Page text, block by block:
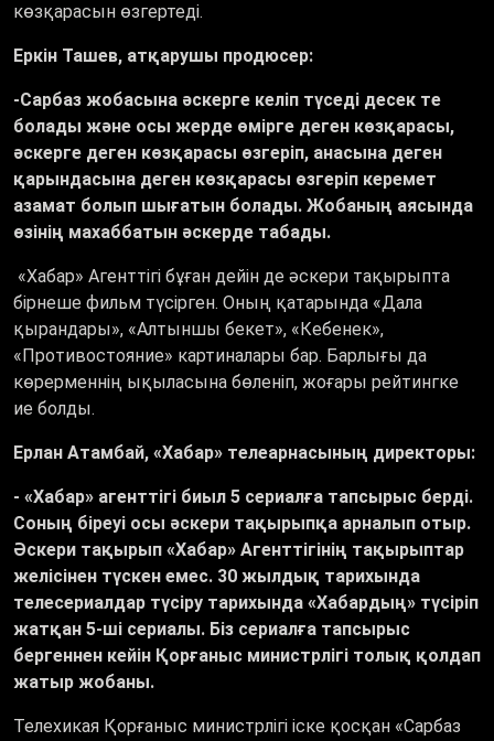
көзқарасын өзгертеді.
Еркін Ташев, атқарушы продюсер:
-Сарбаз жобасына әскерге келіп түседі десек те
болады және осы жерде өмірге деген көзқарасы,
әскерге деген көзқарасы өзгеріп, анасына деген
қарындасына деген көзқарасы өзгеріп керемет
азамат болып шығатын болады. Жобаның аясында
өзінің махаббатын әскерде табады.
«Хабар» Агенттігі бұған дейін де әскери тақырыпта
бірнеше фильм түсірген. Оның қатарында «Дала
қырандары», «Алтыншы бекет», «Кебенек»,
«Противостояние» картиналары бар. Барлығы да
көрерменнің ықыласына бөленіп, жоғары рейтингке
ие болды.
Ерлан Атамбай, «Хабар» телеарнасының директоры:
- «Хабар» агенттігі биыл 5 сериалға тапсырыс берді.
Соның біреуі осы әскери тақырыпқа арналып отыр.
Әскери тақырып «Хабар» Агенттігінің тақырыптар
желісінен түскен емес. 30 жылдық тарихында
телесериалдар түсіру тарихында «Хабардың» түсіріп
жатқан 5-ші сериалы. Біз сериалға тапсырыс
бергеннен кейін Қорғаныс министрлігі толық қолдап
жатыр жобаны.
Телехикая Қорғаныс министрлігі іске қосқан «Сарбаз